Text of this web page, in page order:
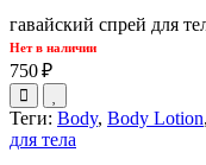
гавайский спрей для
Нет в наличии
750 ₽
Теги: Body, Body Lotion,
для тела